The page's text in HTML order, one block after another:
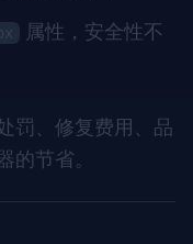
属性，安全性不
罚、修复费用、品
节省。